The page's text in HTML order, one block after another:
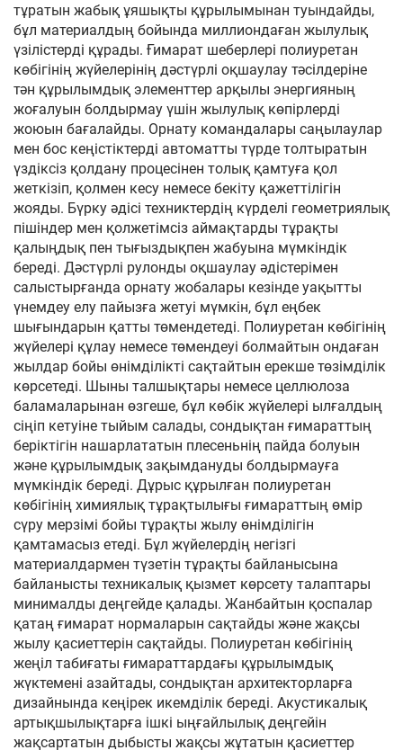
тұратын жабық ұяшықты құрылымынан туындайды,
бұл материалдың бойында миллиондаған жылулық
үзілістерді құрады. Ғимарат шеберлері полиуретан
көбігінің жүйелерінің дәстүрлі оқшаулау тәсілдеріне
тән құрылымдық элементтер арқылы энергияның
жоғалуын болдырмау үшін жылулық көпірлерді
жоюын бағалайды. Орнату командалары саңылаулар
мен бос кеңістіктерді автоматты түрде толтыратын
үздіксіз қолдану процесінен толық қамтуға қол
жеткізіп, қолмен кесу немесе бекіту қажеттілігін
жояды. Бүрку әдісі техниктердің күрделі геометриялық
пішіндер мен қолжетімсіз аймақтарды тұрақты
қалыңдық пен тығыздықпен жабуына мүмкіндік
береді. Дәстүрлі рулонды оқшаулау әдістерімен
салыстырғанда орнату жобалары кезінде уақытты
үнемдеу елу пайызға жетуі мүмкін, бұл еңбек
шығындарын қатты төмендетеді. Полиуретан көбігінің
жүйелері құлау немесе төмендеуі болмайтын ондаған
жылдар бойы өнімділікті сақтайтын ерекше төзімділік
көрсетеді. Шыны талшықтары немесе целлюлоза
баламаларынан өзгеше, бұл көбік жүйелері ылғалдың
сіңіп кетуіне тыйым салады, сондықтан ғимараттың
беріктігін нашарлататын плесеньнің пайда болуын
және құрылымдық зақымдануды болдырмауға
мүмкіндік береді. Дұрыс құрылған полиуретан
көбігінің химиялық тұрақтылығы ғимараттың өмір
сүру мерзімі бойы тұрақты жылу өнімділігін
қамтамасыз етеді. Бұл жүйелердің негізгі
материалдармен түзетін тұрақты байланысына
байланысты техникалық қызмет көрсету талаптары
минималды деңгейде қалады. Жанбайтын қоспалар
қатаң ғимарат нормаларын сақтайды және жақсы
жылу қасиеттерін сақтайды. Полиуретан көбігінің
жеңіл табиғаты ғимараттардағы құрылымдық
жүктемені азайтады, сондықтан архитекторларға
дизайнында кеңірек икемділік береді. Акустикалық
артықшылықтарға ішкі ыңғайлылық деңгейін
жақсартатын дыбысты жақсы жұтатын қасиеттер